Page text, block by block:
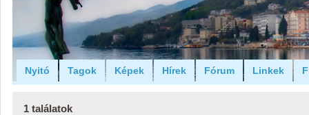
Nyitó Tagok Képek Hírek Fórum Linkek
1 találatok